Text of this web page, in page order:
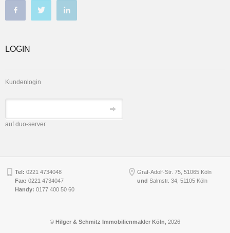
LOGIN
Kundenlogin
auf duo-server
Tel: 0221 4734048
Fax: 0221 4734047
Handy: 0177 400 50 60
Graf-Adolf-Str. 75, 51065 Köln
und Salmstr. 34 ,51105 Köln
© Hilger & Schmitz Immobilienmakler Köln , 2026